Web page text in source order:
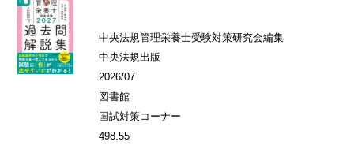
中央法規管理栄養士受験対策研究会編集
中央法規出版
2026/07
図書館
国試対策コーナー
498.55